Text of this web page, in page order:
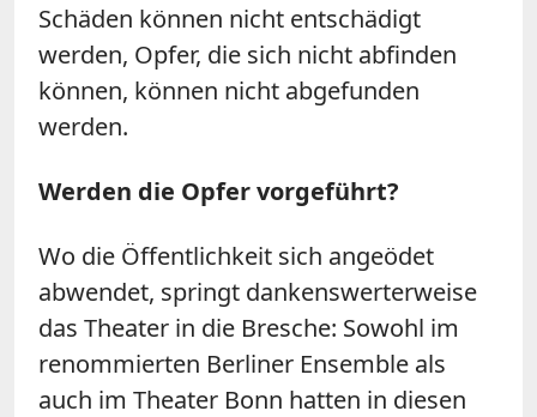
Schäden können nicht entschädigt
werden, Opfer, die sich nicht abfinden
können, können nicht abgefunden
werden.
Werden die Opfer vorgeführt?
Wo die Öffentlichkeit sich angeödet
abwendet, springt dankenswerterweise
das Theater in die Bresche: Sowohl im
renommierten Berliner Ensemble als
auch im Theater Bonn hatten in diesen